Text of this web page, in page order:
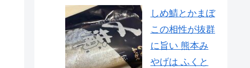
しめ鯖とかまぼ
この相性が抜群
に旨い 熊本み
やげは ふくと